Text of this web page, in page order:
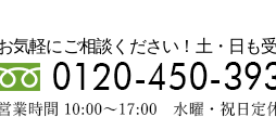
気軽にご相談ください！土・日も